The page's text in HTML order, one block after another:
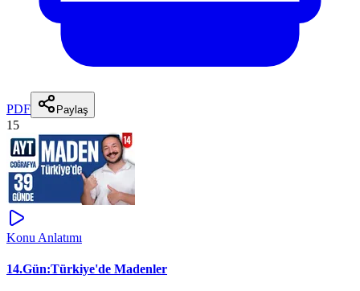
PDF Paylaş
15
Konu Anlatımı
14.Gün:Türkiye'de Madenler